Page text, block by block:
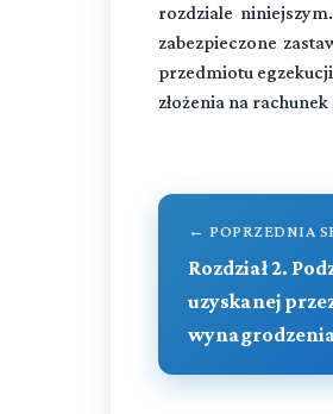
rozdziale
zabezpieczone
przedmiotu
złożenia na
← POPRZEDNIA
Rozdział 2.
uzyskanej